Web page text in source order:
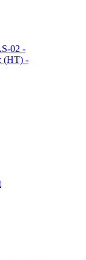
02 -
(HT) -